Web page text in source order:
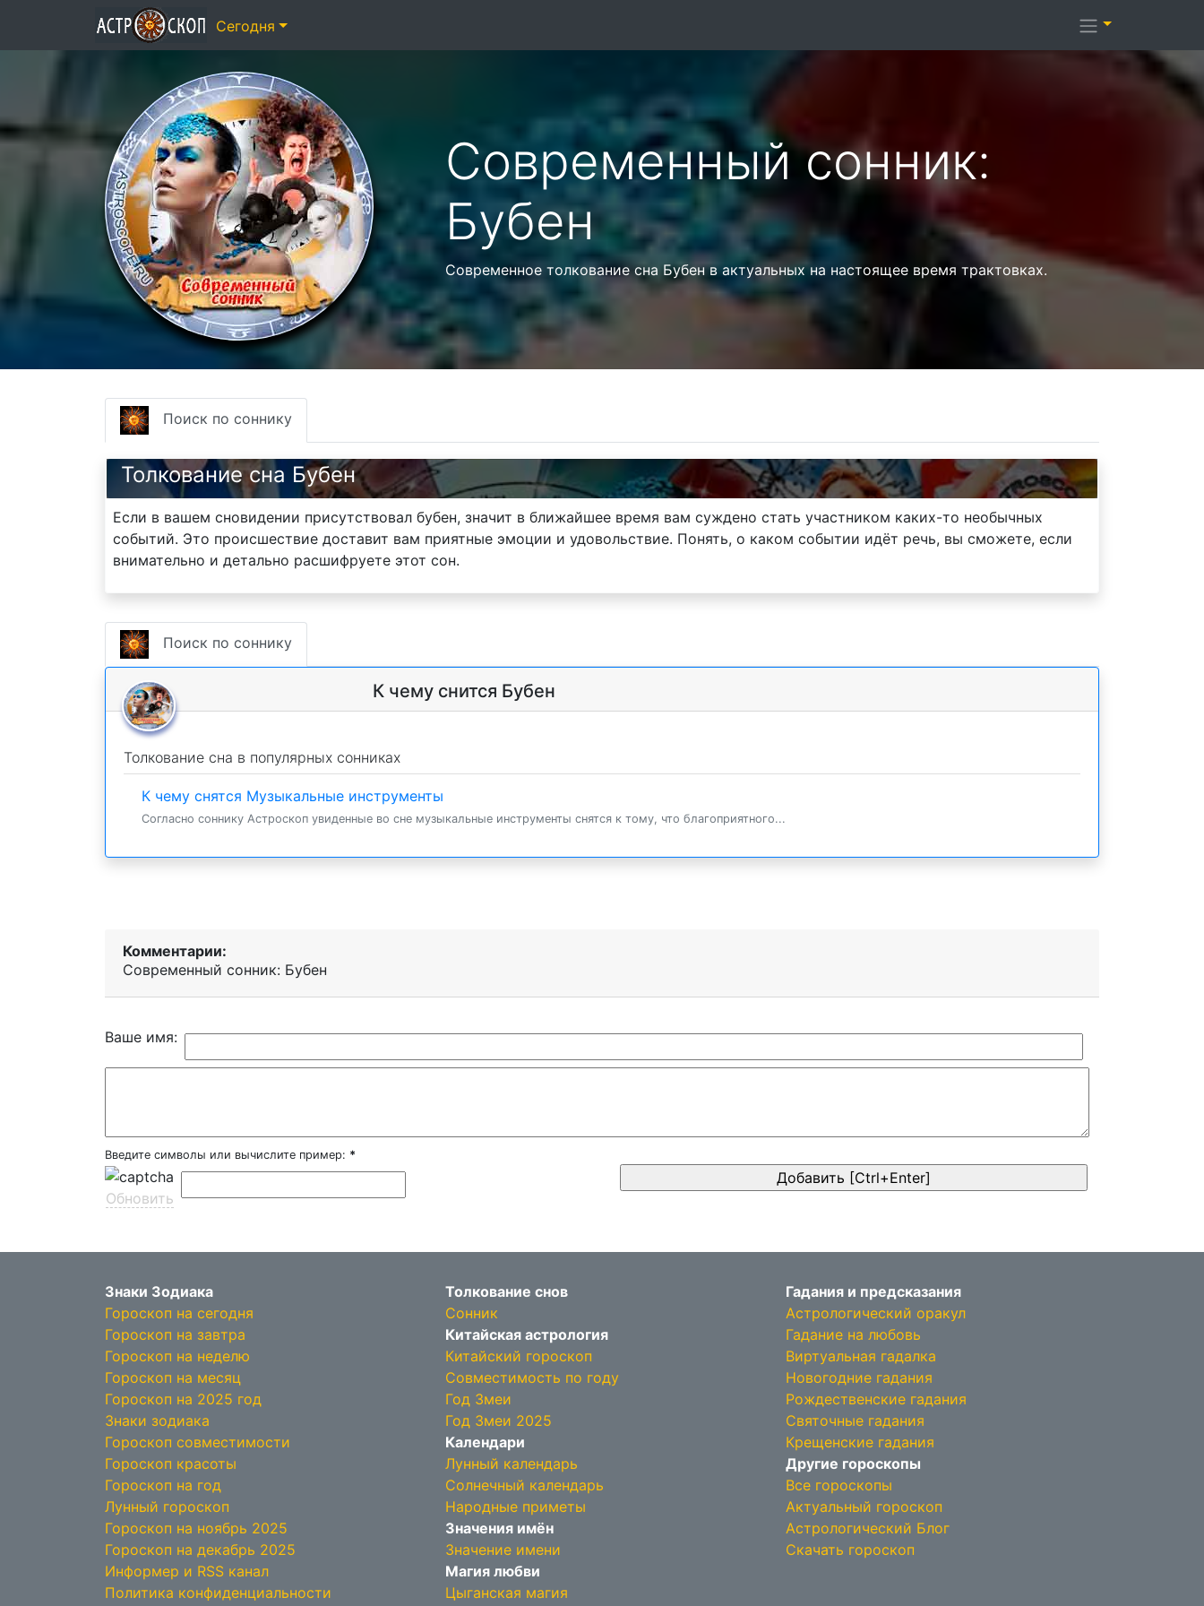
Современный сонник:
Бубен
Современное толкование сна Бубен в актуальных на настоящее время трактовках.
Поиск по соннику
Толкование сна Бубен
Если в вашем сновидении присутствовал бубен, значит в ближайшее время вам суждено стать участником каких-то необычных
событий. Это происшествие доставит вам приятные эмоции и удовольствие. Понять, о каком событии идёт речь, вы сможете, если
внимательно и детально расшифруете этот сон.
Поиск по соннику
К чему снится Бубен
Толкование сна в популярных сонниках
К чему снятся Музыкальные инструменты
Согласно соннику Астроскоп увиденные во сне музыкальные инструменты снятся к тому, что благоприятного...
Комментарии:
Современный сонник: Бубен
Ваше имя:
Введите символы или вычислите пример: *
Обновить
Знаки Зодиака
Гороскоп на сегодня
Гороскоп на завтра
Гороскоп на неделю
Гороскоп на месяц
Гороскоп на 2025 год
Знаки зодиака
Гороскоп совместимости
Гороскоп красоты
Гороскоп на год
Лунный гороскоп
Гороскоп на ноябрь 2025
Гороскоп на декабрь 2025
Информер и RSS канал
Политика конфиденциальности
Толкование снов
Сонник
Китайская астрология
Китайский гороскоп
Совместимость по году
Год Змеи
Год Змеи 2025
Календари
Лунный календарь
Солнечный календарь
Народные приметы
Значения имён
Значение имени
Магия любви
Цыганская магия
Гадания и предсказания
Астрологический оракул
Гадание на любовь
Виртуальная гадалка
Новогодние гадания
Рождественские гадания
Святочные гадания
Крещенские гадания
Другие гороскопы
Все гороскопы
Актуальный гороскоп
Астрологический Блог
Скачать гороскоп
Сегодня